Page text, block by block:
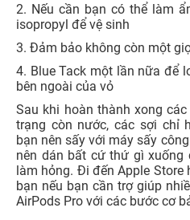
2. Nếu cần bạn có thể làm
isopropyl để vệ sinh
3. Đảm bảo không còn một
4. Blue Tack một lần nữa để
bên ngoài của vỏ
Sau khi hoàn thành xong
trạng còn nước, các sợi chỉ
bạn nên sấy với máy sấy
nên dán bất cứ thứ gì xuống
làm hỏng. Đi đến Apple
bạn nếu bạn cần trợ giúp
AirPods Pro với các bước cơ